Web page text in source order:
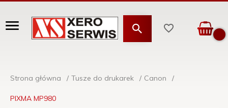
Strona główna Tusze do drukarek Canon
PIXMA MP980